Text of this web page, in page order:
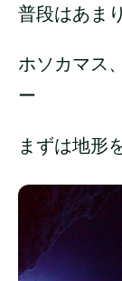
普段はあま
ホソカマス
ー
まずは地形